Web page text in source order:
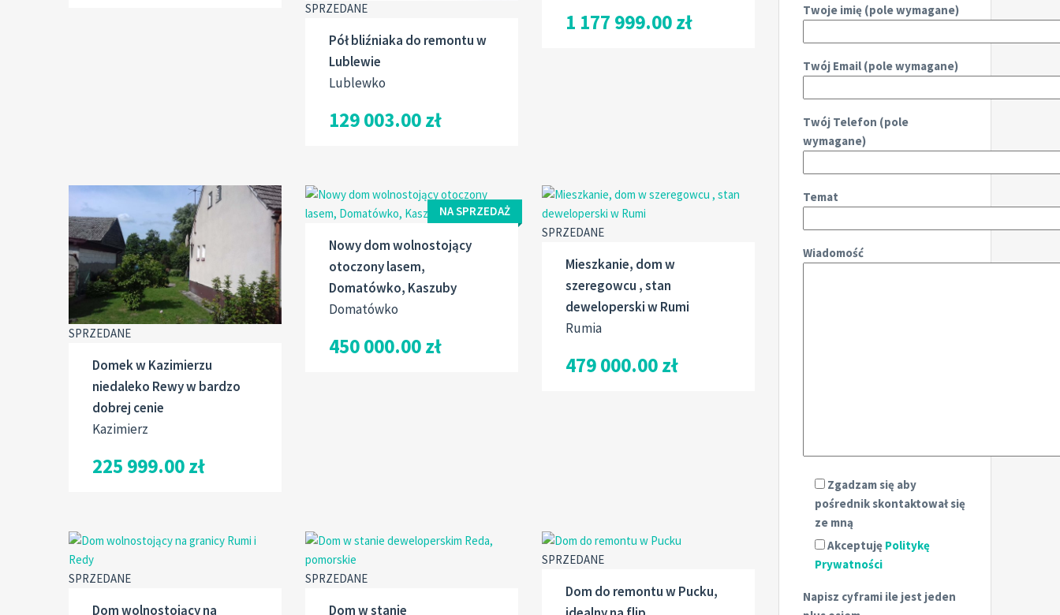
SPRZEDANE
Pół bliźniaka do remontu w
Lublewie
Lublewko
129 003.00 zł
1 177 999.00 zł
SPRZEDANE
Domek w Kazimierzu
niedaleko Rewy w bardzo
dobrej cenie
Kazimierz
225 999.00 zł
NA SPRZEDAŻ
Nowy dom wolnostojący
otoczony lasem,
Domatówko, Kaszuby
Domatówko
450 000.00 zł
SPRZEDANE
Mieszkanie, dom w
szeregowcu , stan
deweloperski w Rumi
Rumia
479 000.00 zł
SPRZEDANE
Dom wolnostojący na
SPRZEDANE
Dom w stanie
SPRZEDANE
Dom do remontu w Pucku,
Twoje imię (pole wymagane)
Twój Email (pole wymagane)
Twój Telefon (pole
wymagane)
Temat
Wiadomość
Zgadzam się aby
pośrednik skontaktował się
ze mną
Akceptuję Politykę
Prywatności
Napisz cyframi ile jest jeden